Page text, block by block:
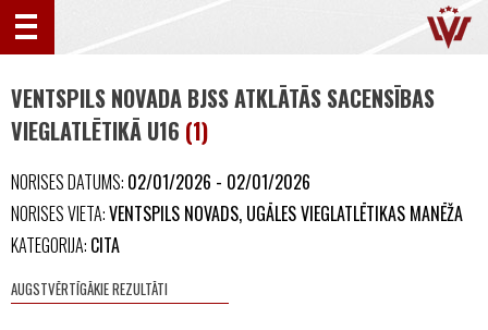
VENTSPILS NOVADA BJSS ATKLĀTĀS SACENSĪBAS
VIEGLATLĒTIKĀ U16 (1)
NORISES DATUMS: 02/01/2026 - 02/01/2026
NORISES VIETA:VENTSPILS NOVADS, UGĀLES VIEGLATLĒTIKAS MANĒŽA
KATEGORIJA: CITA
AUGSTVĒRTĪGĀKIE REZULTĀTI